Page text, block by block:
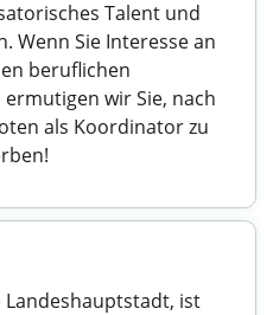
Talent und
Wenn Sie Interesse an
beruflichen
wir Sie, nach
als Koordinator zu
Landeshauptstadt, ist